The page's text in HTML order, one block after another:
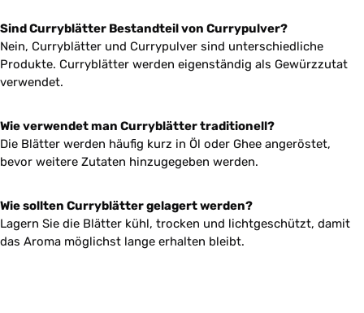
Sind Curryblätter Bestandteil von Currypulver?
Nein, Curryblätter und Currypulver sind unterschiedliche
Produkte. Curryblätter werden eigenständig als Gewürzzutat
verwendet.
Wie verwendet man Curryblätter traditionell?
Die Blätter werden häufig kurz in Öl oder Ghee angeröstet,
bevor weitere Zutaten hinzugegeben werden.
Wie sollten Curryblätter gelagert werden?
Lagern Sie die Blätter kühl, trocken und lichtgeschützt, damit
das Aroma möglichst lange erhalten bleibt.